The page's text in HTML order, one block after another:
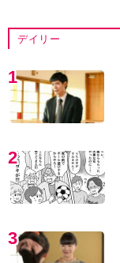
デイリー
1
2
3